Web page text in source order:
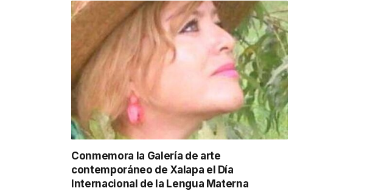
Conmemora la Galería de arte
contemporáneo de Xalapa el Día
Internacional de la Lengua Materna